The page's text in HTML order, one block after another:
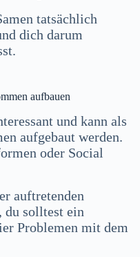
tatsächlich
dich darum
aufbauen
und kann als
aufgebaut werden.
oder Social
auftretenden
du solltest ein
Problemen mit dem